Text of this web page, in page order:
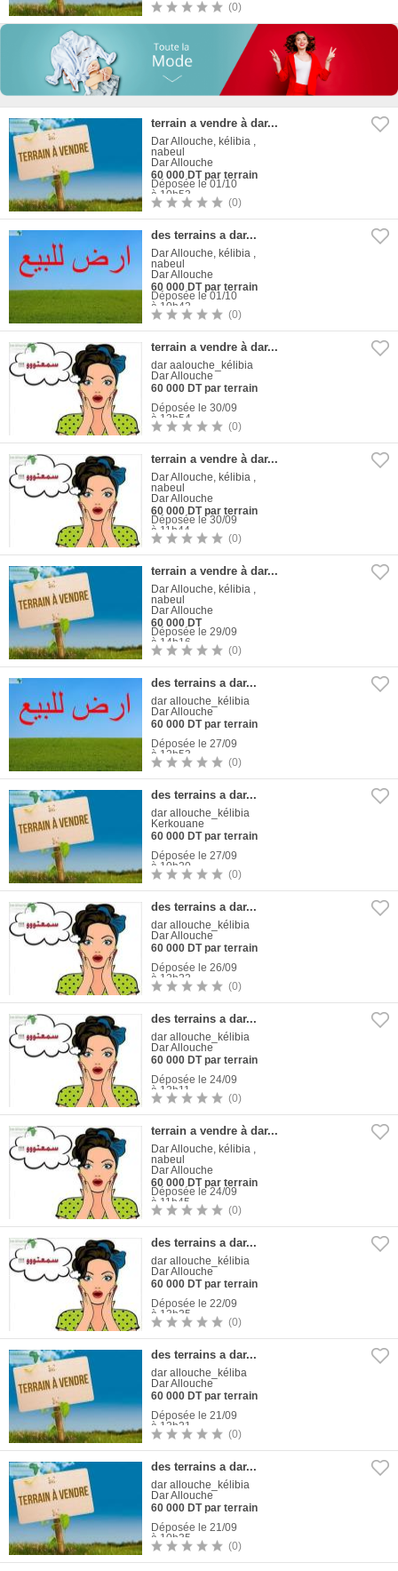
(0)
terrain a vendre à dar...
Déposée le 01/10
à 10h53
Dar Allouche, kélibia ,
nabeul
Dar Allouche
60 000 DT par terrain
(0)
des terrains a dar...
Déposée le 01/10
à 10h42
Dar Allouche, kélibia ,
nabeul
Dar Allouche
60 000 DT par terrain
(0)
terrain a vendre à dar...
Déposée le 30/09
à 13h54
dar aalouche_kélibia
Dar Allouche
60 000 DT par terrain
(0)
terrain a vendre à dar...
Déposée le 30/09
à 11h44
Dar Allouche, kélibia ,
nabeul
Dar Allouche
60 000 DT par terrain
(0)
terrain a vendre à dar...
Déposée le 29/09
à 14h16
Dar Allouche, kélibia ,
nabeul
Dar Allouche
60 000 DT
(0)
des terrains a dar...
Déposée le 27/09
à 12h53
dar allouche_kélibia
Dar Allouche
60 000 DT par terrain
(0)
des terrains a dar...
Déposée le 27/09
à 10h20
dar allouche_kélibia
Kerkouane
60 000 DT par terrain
(0)
des terrains a dar...
Déposée le 26/09
à 12h22
dar allouche_kélibia
Dar Allouche
60 000 DT par terrain
(0)
des terrains a dar...
Déposée le 24/09
à 13h11
dar allouche_kélibia
Dar Allouche
60 000 DT par terrain
(0)
terrain a vendre à dar...
Déposée le 24/09
à 11h45
Dar Allouche, kélibia ,
nabeul
Dar Allouche
60 000 DT par terrain
(0)
des terrains a dar...
Déposée le 22/09
à 13h35
dar allouche_kélibia
Dar Allouche
60 000 DT par terrain
(0)
des terrains a dar...
Déposée le 21/09
à 12h21
dar allouche_kéliba
Dar Allouche
60 000 DT par terrain
(0)
des terrains a dar...
Déposée le 21/09
à 10h35
dar allouche_kélibia
Dar Allouche
60 000 DT par terrain
(0)